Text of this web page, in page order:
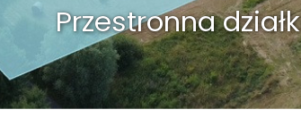
Przestronna
3 Pokoje/